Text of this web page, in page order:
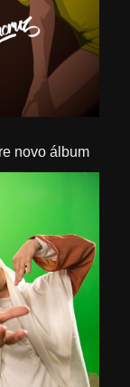
novo álbum